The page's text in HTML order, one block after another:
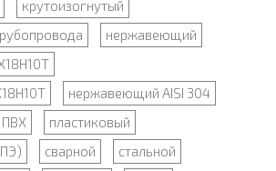
крутоизогнутый
нержавеющий
нержавеющий AISI 304
ПВХ
пластиковый
сварной
стальной